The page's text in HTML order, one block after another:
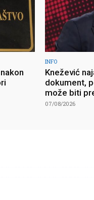
INFO
Knežević
dokument,
može biti
07/08/2026